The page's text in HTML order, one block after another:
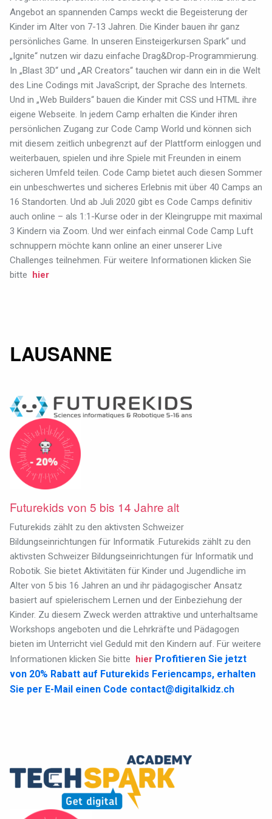
Angebot an spannenden Camps weckt die Begeisterung der
Kinder im Alter von 7-13 Jahren. Die Kinder bauen ihr ganz
persönliches Game. In unseren Einsteigerkursen Spark“ und
„Ignite“ nutzen wir dazu einfache Drag&Drop-Programmierung.
In „Blast 3D“ und „AR Creators“ tauchen wir dann ein in die Welt
des Line Codings mit JavaScript, der Sprache des Internets.
Und in „Web Builders“ bauen die Kinder mit CSS und HTML ihre
eigene Webseite. In jedem Camp erhalten die Kinder ihren
persönlichen Zugang zur Code Camp World und können sich
mit diesem zeitlich unbegrenzt auf der Plattform einloggen und
weiterbauen, spielen und ihre Spiele mit Freunden in einem
sicheren Umfeld teilen. Code Camp bietet auch diesen Sommer
ein unbeschwertes und sicheres Erlebnis mit über 40 Camps an
16 Standorten. Und ab Juli 2020 gibt es Code Camps definitiv
auch online – als 1:1-Kurse oder in der Kleingruppe mit maximal
3 Kindern via Zoom. Und wer einfach einmal Code Camp Luft
schnuppern möchte kann online an einer unserer Live
Challenges teilnehmen. Für weitere Informationen klicken Sie
bitte hier
LAUSANNE
Futurekids von 5 bis 14 Jahre alt
Futurekids zählt zu den aktivsten Schweizer
Bildungseinrichtungen für Informatik .Futurekids zählt zu den
aktivsten Schweizer Bildungseinrichtungen für Informatik und
Robotik. Sie bietet Aktivitäten für Kinder und Jugendliche im
Alter von 5 bis 16 Jahren an und ihr pädagogischer Ansatz
basiert auf spielerischem Lernen und der Einbeziehung der
Kinder. Zu diesem Zweck werden attraktive und unterhaltsame
Workshops angeboten und die Lehrkräfte und Pädagogen
bieten im Unterricht viel Geduld mit den Kindern auf. Für weitere
Informationen klicken Sie bitte hier Profitieren Sie jetzt
von 20% Rabatt auf Futurekids Feriencamps, erhalten
Sie per E-Mail einen Code contact@digitalkidz.ch